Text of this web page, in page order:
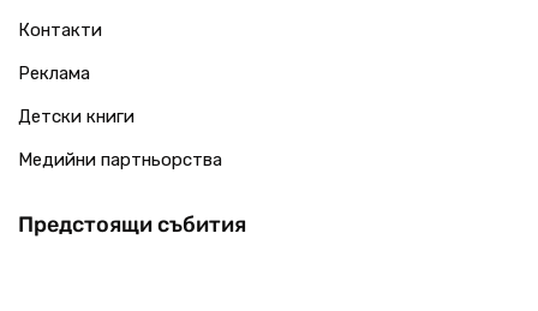
Контакти
Реклама
Детски книги
Медийни партньорства
Предстоящи събития